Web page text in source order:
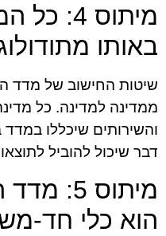
מיתוס
באותו
שיטות החישוב של מדד
ממדינה למדינה. כל
והשירותים שיכללו
דבר שיכול להוביל
מיתוס
הוא כלי חד-